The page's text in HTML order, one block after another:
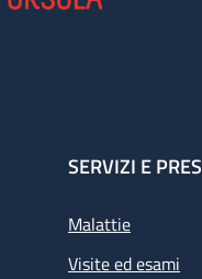
SERVIZI E
Malattie
Visite ed esami